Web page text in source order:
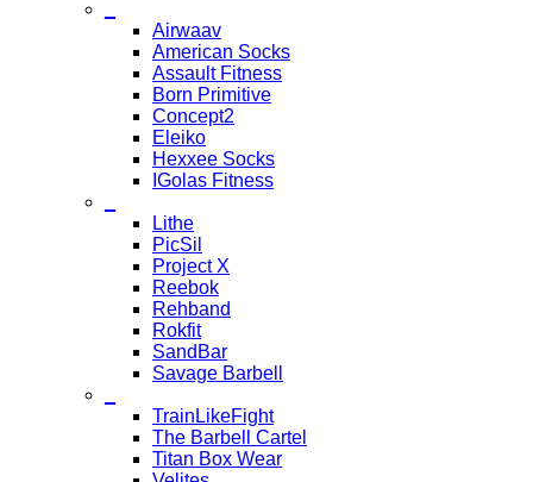
Airwaav
American Socks
Assault Fitness
Born Primitive
Concept2
Eleiko
Hexxee Socks
IGolas Fitness
Lithe
PicSil
Project X
Reebok
Rehband
Rokfit
SandBar
Savage Barbell
TrainLikeFight
The Barbell Cartel
Titan Box Wear